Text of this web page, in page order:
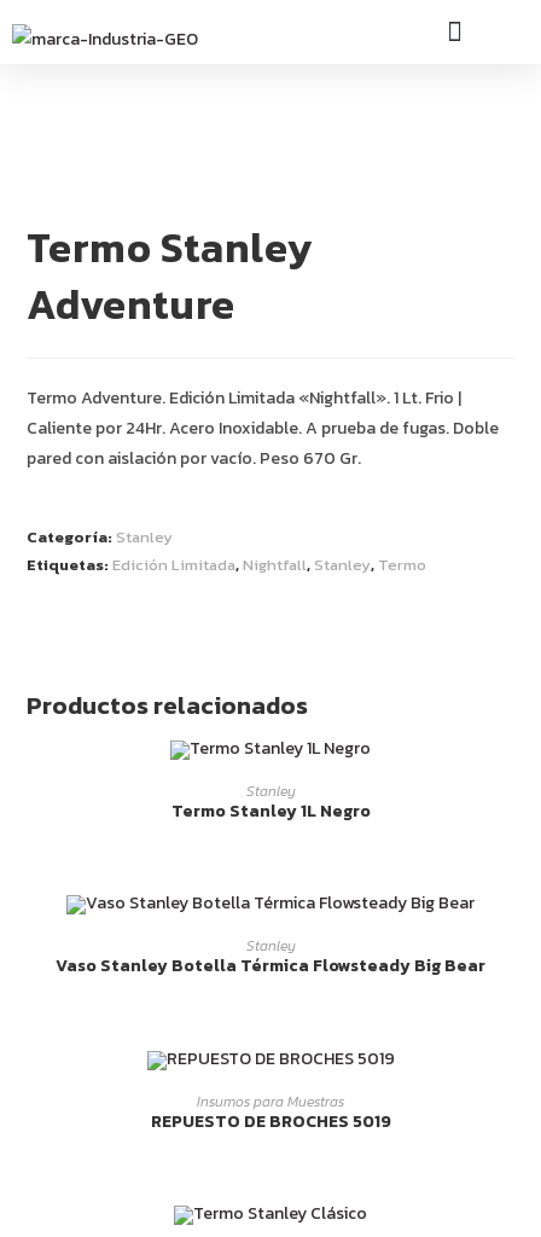
Termo Stanley
Adventure
Termo Adventure. Edición Limitada «Nightfall». 1 Lt. Frio |
Caliente por 24Hr. Acero Inoxidable. A prueba de fugas. Doble
pared con aislación por vacío. Peso 670 Gr.
Categoría: Stanley
Etiquetas:Edición Limitada,Nightfall, Stanley, Termo
Productos relacionados
LEER MÁS
Stanley
Termo Stanley 1L Negro
LEER MÁS
Stanley
Vaso Stanley Botella Térmica Flowsteady Big Bear
LEER MÁS
Insumos para Muestras
REPUESTO DE BROCHES 5019